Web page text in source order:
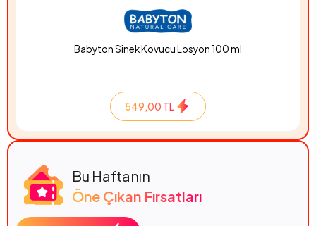
Babyton Sinek Kovucu Losyon 100 ml
549,00 TL
Bu Haftanın
Öne Çıkan Fırsatları